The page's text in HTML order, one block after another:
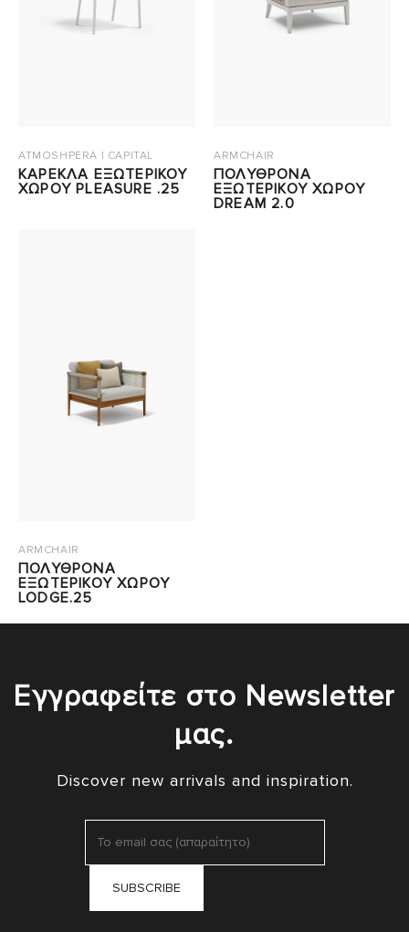
ATMOSHPERA | CAPITAL
ΚΑΡΕΚΛΑ ΕΞΩΤΕΡΙΚΟΥ
ΧΩΡΟΥ PLEASURE .25
ARMCHAIR
ΠΟΛΥΘΡΟΝΑ
ΕΞΩΤΕΡΙΚΟΥ ΧΩΡΟΥ
DREAM 2.0
ARMCHAIR
ΠΟΛΥΘΡΟΝΑ
ΕΞΩΤΕΡΙΚΟΥ ΧΩΡΟΥ
LODGE.25
Εγγραφείτε στο Newsletter
μας.
Discover new arrivals and inspiration.